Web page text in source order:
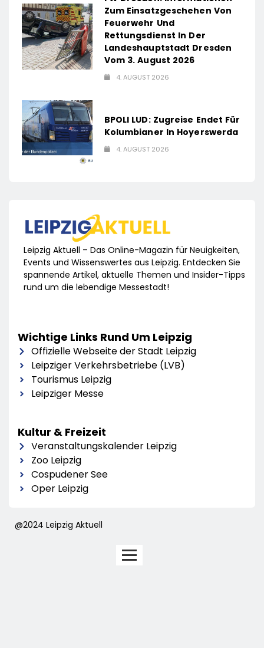
Zum Einsatzgeschehen Von
Feuerwehr Und
Rettungsdienst In Der
Landeshauptstadt Dresden
Vom 3. August 2026
4. AUGUST 2026
BPOLI LUD: Zugreise Endet Für
Kolumbianer In Hoyerswerda
4. AUGUST 2026
Leipzig Aktuell – Das Online-Magazin für Neuigkeiten,
Events und Wissenswertes aus Leipzig. Entdecken Sie
spannende Artikel, aktuelle Themen und Insider-Tipps
rund um die lebendige Messestadt!
Wichtige Links Rund Um Leipzig
Offizielle Webseite der Stadt Leipzig
Leipziger Verkehrsbetriebe (LVB)
Tourismus Leipzig
Leipziger Messe
Kultur & Freizeit
Veranstaltungskalender Leipzig
Zoo Leipzig
Cospudener See
Oper Leipzig
@2024 Leipzig Aktuell